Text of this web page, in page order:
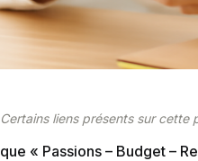
Certains liens présents sur cette
« Passions – Budget –